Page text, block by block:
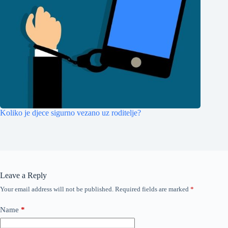
Koliko je djece sigurno vezano uz roditelje?
Leave a Reply
Your email address will not be published. Required fields are marked *
Name *